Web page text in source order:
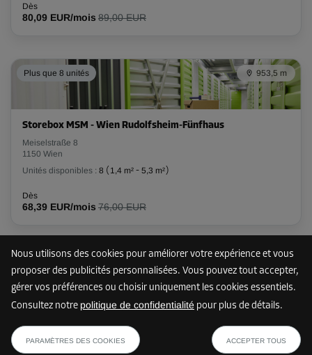
Nous utilisons des cookies pour améliorer votre expérience et vous
proposer des publicités personnalisées. Vous pouvez tout accepter,
gérer vos préférences ou choisir uniquement les cookies essentiels.
Consultez notre politique de confidentialité pour plus de détails.
PARAMÈTRES DES COOKIES ACCEPTER TOUS
Dès
80,09 EUR/mois 89,00 EUR
Plus que 8 unités 953,5 m
Storebox MSM - Wien Rudolfsheim-Fünfhaus
Meiselstraße 8
1150 Wien
Unités disponibles : 8 ( 1,4 m² - 5,3 m²)
Dès
68,39 EUR/mois 76,00 EUR
1140 Wien
71,99 EUR/mois AFFICHER LE PLAN